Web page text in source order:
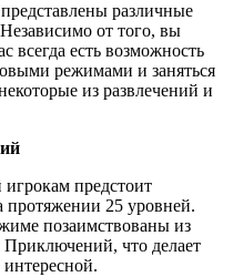
различные
от того, вы
всегда есть возможность
режимами и заняться
из развлечений и
предстоит
протяжении 25 уровней.
позаимствованы из
Приключений, что делает